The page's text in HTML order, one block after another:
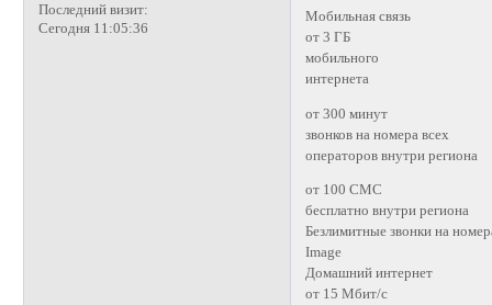
Последний визит:
Сегодня 11:05:36
Мобильная связь
от 3 ГБ
мобильного
интернета
от 300 минут
звонков на номера всех
операторов внутри региона
от 100 СМС
бесплатно внутри региона
Безлимитные звонки на
Image
Домашний интернет
от 15 Мбит/с